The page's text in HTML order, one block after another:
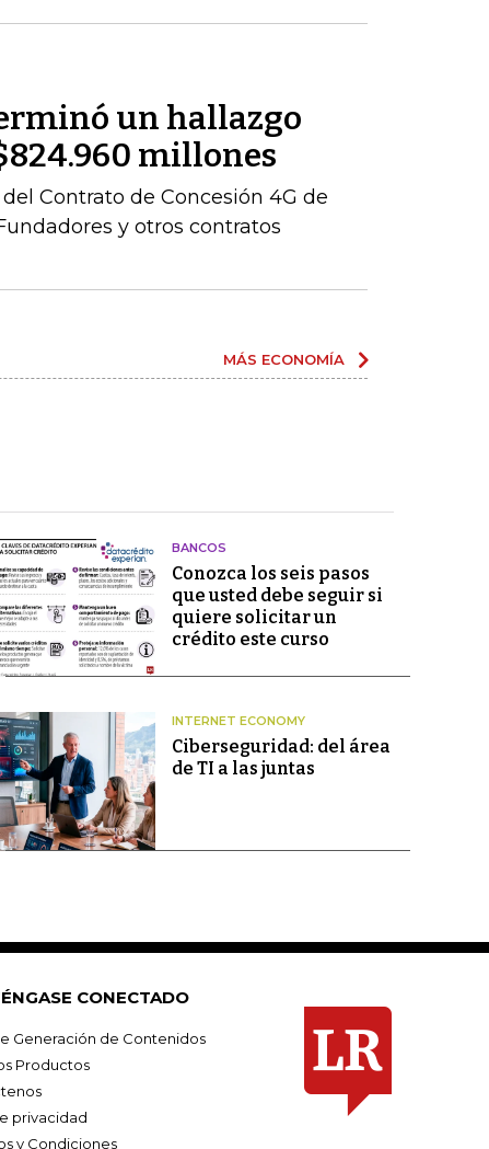
un hallazgo
millones
Contrato de Concesión 4G de
y otros contratos
MÁS ECONOMÍA
BANCOS
Conozca los seis pasos
que usted debe seguir si
quiere solicitar un
crédito este curso
INTERNET ECONOMY
Ciberseguridad: del área
de TI a las juntas
CONECTADO
Generación de Contenidos
Productos
privacidad
y Condiciones